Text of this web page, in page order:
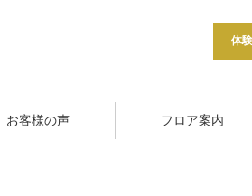
体
お客様の声 フロア案内